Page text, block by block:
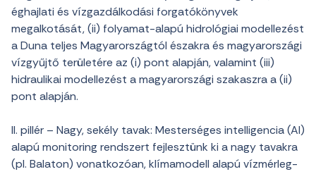
éghajlati és vízgazdálkodási forgatókönyvek
megalkotását, (ii) folyamat-alapú hidrológiai modellezést
a Duna teljes Magyarországtól északra és magyarországi
vízgyűjtő területére az (i) pont alapján, valamint (iii)
hidraulikai modellezést a magyarországi szakaszra a (ii)
pont alapján.
II. pillér – Nagy, sekély tavak: Mesterséges intelligencia (AI)
alapú monitoring rendszert fejlesztünk ki a nagy tavakra
(pl. Balaton) vonatkozóan, klímamodell alapú vízmérleg-